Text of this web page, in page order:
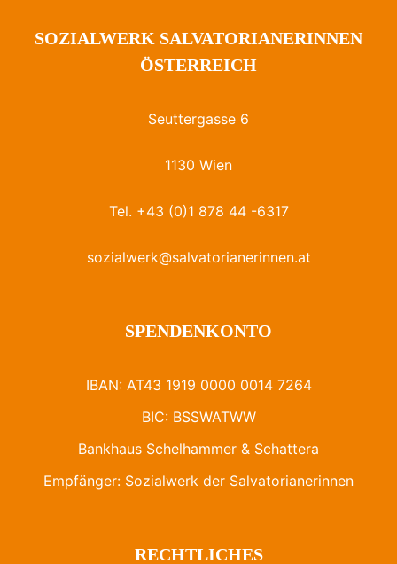
SOZIALWERK SALVATORIANERINNEN
ÖSTERREICH
Seuttergasse 6
1130 Wien
Tel. +43 (0)1 878 44 -6317
sozialwerk@salvatorianerinnen.at
SPENDENKONTO
IBAN: AT43 1919 0000 0014 7264
BIC: BSSWATWW
Bankhaus Schelhammer & Schattera
Empfänger: Sozialwerk der Salvatorianerinnen
RECHTLICHES